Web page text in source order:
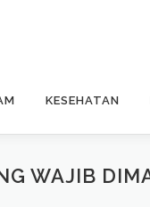
KESEHATAN
WAJIB